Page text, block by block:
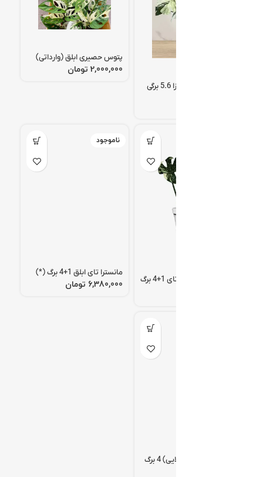
مانسترا ابلق دلیسیوزا 5.6 برگی
پتوس حصیری ابلق (وارداتی)
تومان
برگ انجیری مانسترا تای 1+4 برگ
ناموجود
مانسترا تای ابلق 1+4 برگ (*)
تومان
مانسترا ابلق زرد (طلایی) 4 برگ